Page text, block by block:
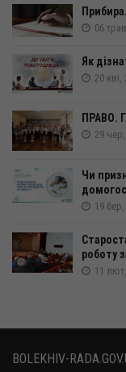
06
Як
20 кві,
ПРАВО.
29
Чи
19
роботу
11
BOLEKHIV-